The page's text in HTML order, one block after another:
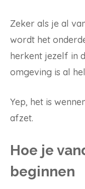
Zeker als je al
wordt het
herkent jezelf in
omgeving is al
Yep, het is
afzet.
Hoe je
beginnen